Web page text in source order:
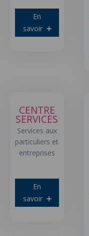
En
savoir
CENTRE
SERVICES
Services aux
particuliers et
entreprises
En
savoir